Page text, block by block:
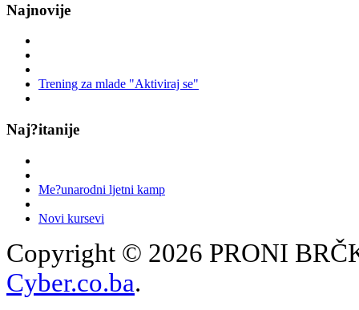
Najnovije
Trening za mlade "Aktiviraj se"
Naj?itanije
Me?unarodni ljetni kamp
Novi kursevi
Copyright © 2026 PRONI
Cyber.co.ba.